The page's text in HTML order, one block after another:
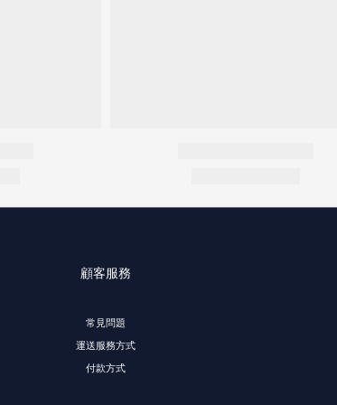
顧客服務
常見問題
運送服務方式
付款方式